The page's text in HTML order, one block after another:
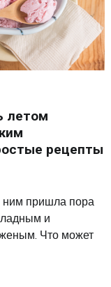
летом
рецепты
ним пришла пора
и
Что может